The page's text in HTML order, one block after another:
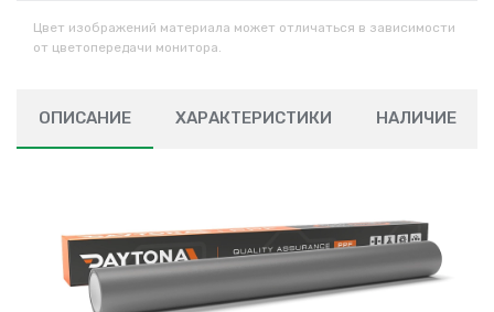
Цвет изображений материала может отличаться в зависимости
от цветопередачи монитора.
ОПИСАНИЕ ХАРАКТЕРИСТИКИ НАЛИЧИЕ